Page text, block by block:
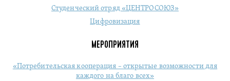
Студенческий отряд «ЦЕНТРОСОЮЗ»
Цифровизация
МЕРОПРИЯТИЯ
«Потребительская кооперация – открытые возможности для
каждого на благо всех»